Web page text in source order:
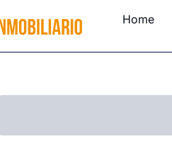
Home